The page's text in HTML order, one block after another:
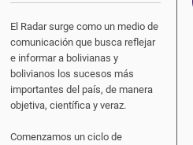
El Radar surge como un medio de
comunicación que busca reflejar
e informar a bolivianas y
bolivianos los sucesos más
importantes del país, de manera
objetiva, científica y veraz.
Comenzamos un ciclo de